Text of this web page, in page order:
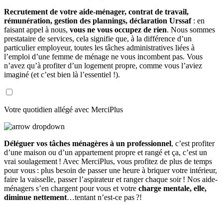
Recrutement de votre aide-ménager, contrat de travail,
rémunération, gestion des plannings, déclaration Urssaf: en
faisant appel à nous, vous ne vous occupez de rien. Nous sommes
prestataire de services, cela signifie que, à la différence d’un
particulier employeur, toutes les tâches administratives liées à
l’emploi d’une femme de ménage ne vous incombent pas. Vous
n’avez qu’à profiter d’un logement propre, comme vous l’aviez
imaginé (et c’est bien là l’essentiel !).
Votre quotidien allégé avec MerciPlus
Déléguer vos tâches ménagères à un professionnel, c’est profiter
d’une maison ou d’un appartement propre et rangé et ça, c’est un
vrai soulagement ! Avec MerciPlus, vous profitez de plus de temps
pour vous : plus besoin de passer une heure à briquer votre intérieur,
faire la vaisselle, passer l’aspirateur et ranger chaque soir ! Nos aide-
ménagers s’en chargent pour vous et votre charge mentale, elle,
diminue nettement…tentant n’est-ce pas ?!